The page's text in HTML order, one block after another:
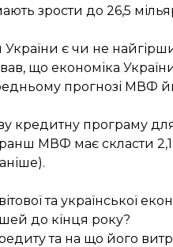
зрости до 26,5
є чи не
що економіка
прогнозі МВФ
кредитну програму
МВФ має скласти
та української
до кінця року?
та на що його